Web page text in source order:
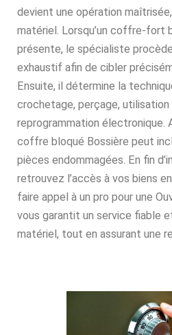
devient une opération
matériel. Lorsqu’un coffre-fort
présente, le spécialiste
exhaustif afin de cibler
Ensuite, il détermine la
crochetage, perçage, utilisation
reprogrammation électronique.
coffre bloqué Bossière peut
pièces endommagées. En fin
retrouvez l’accès à vos biens
faire appel à un pro pour une
vous garantit un service fiable
matériel, tout en assurant une